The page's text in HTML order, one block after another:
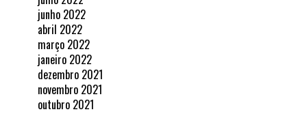
junho 2022
abril 2022
março 2022
janeiro 2022
dezembro 2021
novembro 2021
outubro 2021